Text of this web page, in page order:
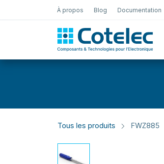
À propos Blog Documentation
Tous les produits FWZ885